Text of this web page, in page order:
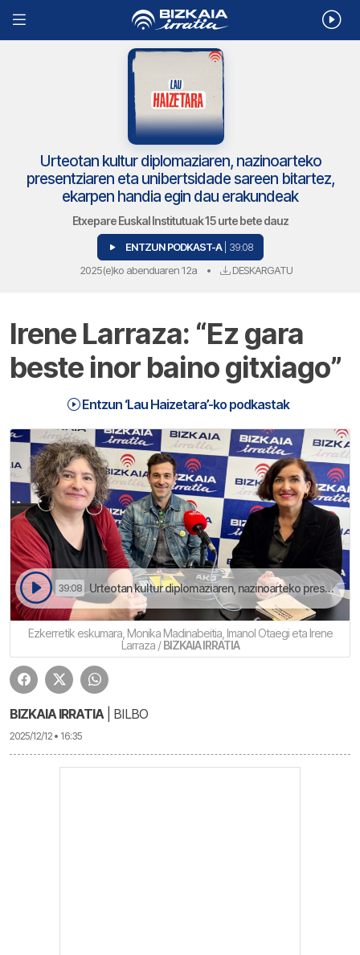
Urteotan kultur diplomaziaren, nazinoarteko
presentziaren eta unibertsidade sareen bitartez,
ekarpen handia egin dau erakundeak
Etxepare Euskal Institutuak 15 urte bete dauz
ENTZUN PODKAST-A | 39:08
2025(e)ko abenduaren 12a • DESKARGATU
Irene Larraza: “Ez gara
beste inor baino gitxiago”
Entzun ‘Lau Haizetara’-ko podkastak
39:08 Urteotan kultur diplomaziaren, nazinoarteko presentziaren eta unibertsidade sareen bitartez, ekarpen handia egin dau erakundeak | Lau Haizetara
Ezkerretik eskumara, Monika Madinabeitia, Imanol Otaegi eta Irene
Larraza /BIZKAIA IRRATIA
BIZKAIA IRRATIA | BILBO
2025/12/12 • 16:35